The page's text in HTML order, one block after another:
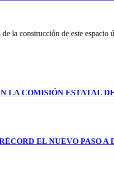
la construcción de este
COMISIÓN ESTATAL
EL NUEVO PASO A